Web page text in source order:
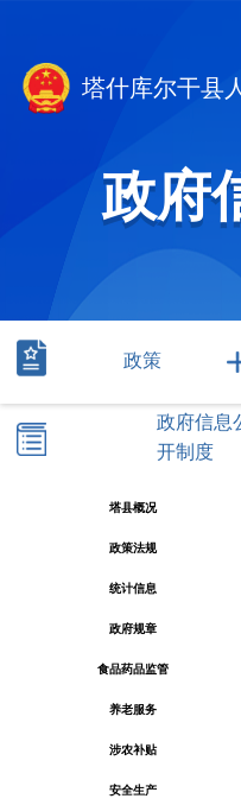
塔什库尔干县
政府
政策
政府信息
开制度
塔县概况
政策法规
统计信息
政府规章
食品药品监管
养老服务
涉农补贴
安全生产